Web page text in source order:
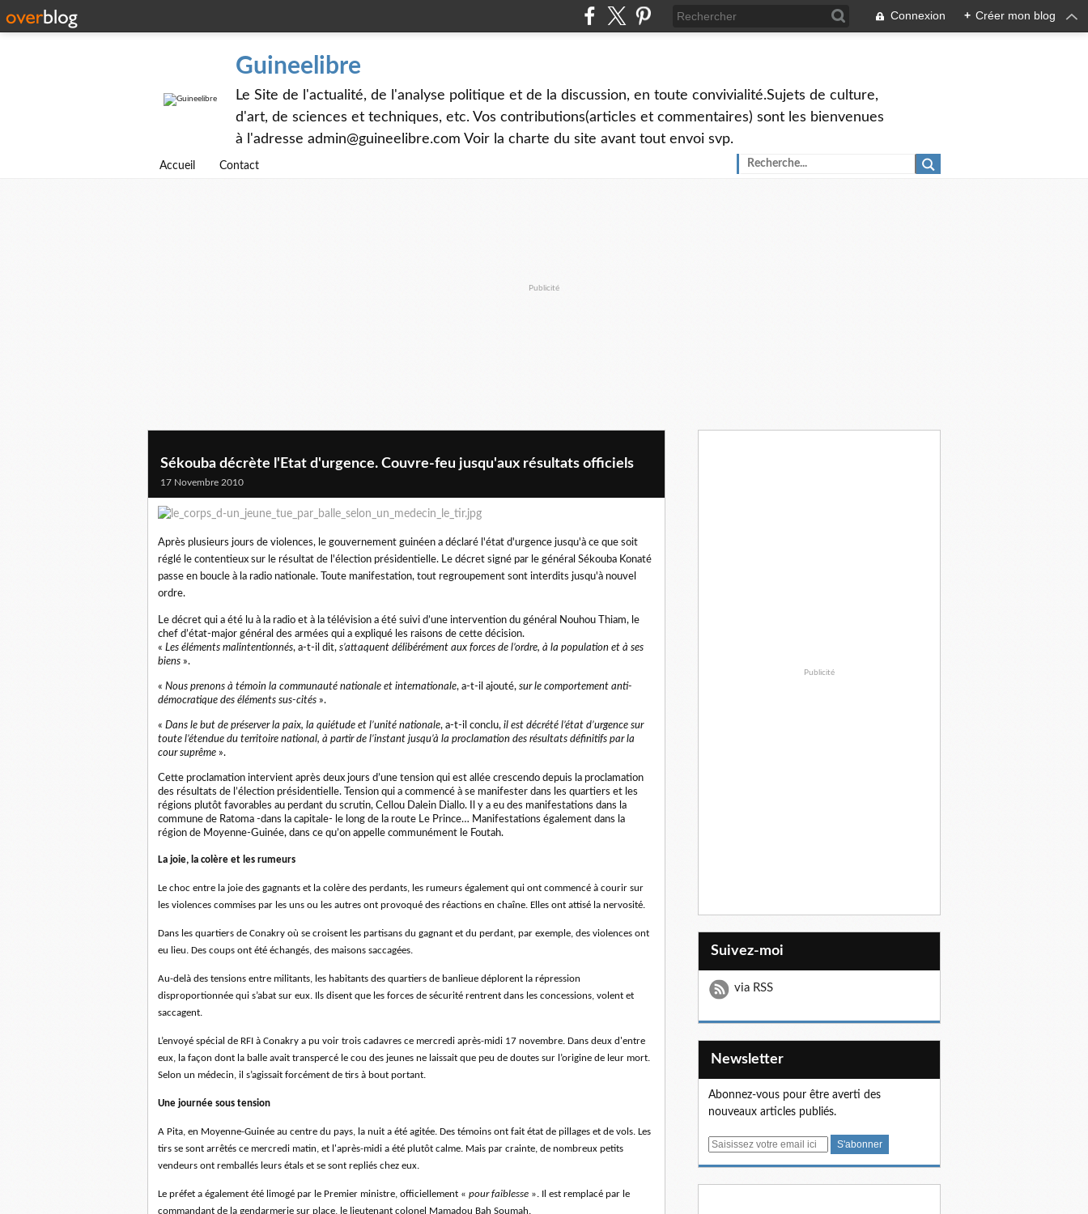
Connexion + Créer mon blog
Guineelibre
Le Site de l'actualité, de l'analyse politique et de la discussion, en toute convivialité.Sujets de culture,
d'art, de sciences et techniques, etc. Vos contributions(articles et commentaires) sont les bienvenues
à l'adresse admin@guineelibre.com Voir la charte du site avant tout envoi svp.
Accueil Contact
Publicité
Sékouba décrète l'Etat d'urgence. Couvre-feu jusqu'aux résultats officiels
17 Novembre 2010
Après plusieurs jours de violences, le gouvernement guinéen a déclaré l'état d'urgence jusqu'à ce que soit
réglé le contentieux sur le résultat de l'élection présidentielle. Le décret signé par le général Sékouba Konaté
passe en boucle à la radio nationale. Toute manifestation, tout regroupement sont interdits jusqu'à nouvel
ordre.
Le décret qui a été lu à la radio et à la télévision a été suivi d’une intervention du général Nouhou Thiam, le
chef d’état-major général des armées qui a expliqué les raisons de cette décision.
« Les éléments malintentionnés, a-t-il dit, s’attaquent délibérément aux forces de l’ordre, à la population et à ses
biens ».
« Nous prenons à témoin la communauté nationale et internationale, a-t-il ajouté, sur le comportement anti-
démocratique des éléments sus-cités ».
« Dans le but de préserver la paix, la quiétude et l’unité nationale, a-t-il conclu, il est décrété l’état d’urgence sur
toute l’étendue du territoire national, à partir de l’instant jusqu’à la proclamation des résultats définitifs par la
cour suprême ».
Cette proclamation intervient après deux jours d’une tension qui est allée crescendo depuis la proclamation
des résultats de l’élection présidentielle. Tension qui a commencé à se manifester dans les quartiers et les
régions plutôt favorables au perdant du scrutin, Cellou Dalein Diallo. Il y a eu des manifestations dans la
commune de Ratoma -dans la capitale- le long de la route Le Prince… Manifestations également dans la
région de Moyenne-Guinée, dans ce qu’on appelle communément le Foutah.
La joie, la colère et les rumeurs
Le choc entre la joie des gagnants et la colère des perdants, les rumeurs également qui ont commencé à courir sur
les violences commises par les uns ou les autres ont provoqué des réactions en chaîne. Elles ont attisé la nervosité.
Dans les quartiers de Conakry où se croisent les partisans du gagnant et du perdant, par exemple, des violences ont
eu lieu. Des coups ont été échangés, des maisons saccagées.
Au-delà des tensions entre militants, les habitants des quartiers de banlieue déplorent la répression
disproportionnée qui s’abat sur eux. Ils disent que les forces de sécurité rentrent dans les concessions, volent et
saccagent.
L’envoyé spécial de RFI à Conakry a pu voir trois cadavres ce mercredi après-midi 17 novembre. Dans deux d'entre
eux, la façon dont la balle avait transpercé le cou des jeunes ne laissait que peu de doutes sur l’origine de leur mort.
Selon un médecin, il s’agissait forcément de tirs à bout portant.
Une journée sous tension
A Pita, en Moyenne-Guinée au centre du pays, la nuit a été agitée. Des témoins ont fait état de pillages et de vols. Les
tirs se sont arrêtés ce mercredi matin, et l'après-midi a été plutôt calme. Mais par crainte, de nombreux petits
vendeurs ont remballés leurs étals et se sont repliés chez eux.
Le préfet a également été limogé par le Premier ministre, officiellement « pour faiblesse ». Il est remplacé par le
commandant de la gendarmerie sur place, le lieutenant colonel Mamadou Bah Soumah.
Publicité
Suivez-moi
via RSS
Newsletter
Abonnez-vous pour être averti des
nouveaux articles publiés.
E